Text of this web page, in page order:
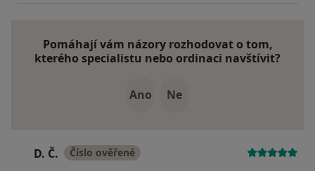
Pomáhají vám názory rozhodovat o tom,
kterého specialistu nebo ordinaci navštívit?
Ano Ne
D. Č. Číslo ověřené